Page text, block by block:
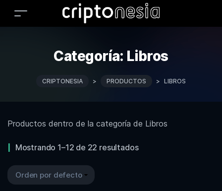
Categoría: Libros
CRIPTONESIA > PRODUCTOS > LIBROS
Productos dentro de la categoría de Libros
Mostrando 1–12 de 22 resultados